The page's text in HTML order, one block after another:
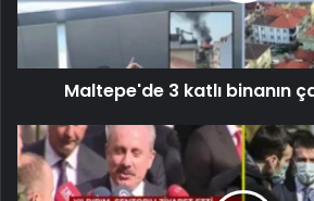
Maltepe'de 3 katlı binanın